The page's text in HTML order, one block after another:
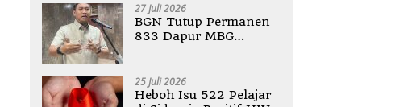
27 Juli 2026
BGN Tutup Permanen
833 Dapur MBG
Pelanggaran SOP
25 Juli 2026
Heboh Isu 522 Pelajar